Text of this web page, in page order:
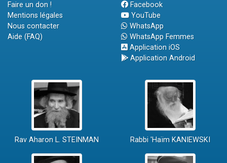
Faire un don !
Mentions légales
Nous contacter
Aide (FAQ)
Facebook
YouTube
WhatsApp
WhatsApp Femmes
Application iOS
Application Android
Rav Aharon L. STEINMAN Rabbi 'Haïm KANIEWSKI